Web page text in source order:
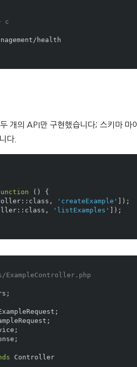
c
개의 API만 구현했습니다; 스키마 마
다.
()
{
:: class , 'createExample' ]);
:: class , 'listExamples' ]);
;
;
;
;
;
Controller